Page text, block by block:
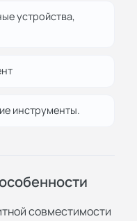
устройства,
инструменты.
совместимости